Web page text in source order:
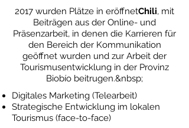
2017 wurden Plätze in eröffnetChili, mit
Beiträgen aus der Online- und
Präsenzarbeit, in denen die Karrieren für
den Bereich der Kommunikation
geöffnet wurden und zur Arbeit der
Tourismusentwicklung in der Provinz
Biobío beitrugen.&nbsp;
Digitales Marketing (Telearbeit)
Strategische Entwicklung im lokalen
Tourismus (face-to-face)